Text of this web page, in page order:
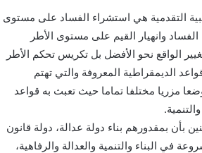
التقدمية هي استشراء الفساد على مستوى
وانهيار القيم على مستوى الأطر
الواقع نحو الأفضل بل تكريس تحكم الأطر
الديمقراطية المعروفة والتي تهتم
مزريا مختلفا تماما حيث تعبث به قواعد
بأن بمقدورهم بناء دولة عدالة، دولة قانون
البناء والتنمية والعدالة والرفاهية،